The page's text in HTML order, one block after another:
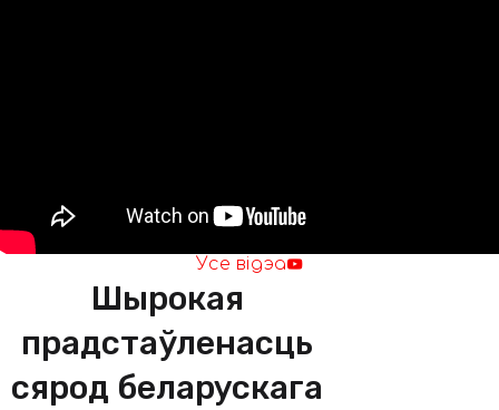
Усе відэа
Шырокая
прадстаўленасць
сярод беларускага